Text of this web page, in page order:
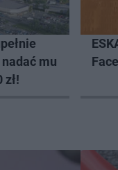
mu
zł!